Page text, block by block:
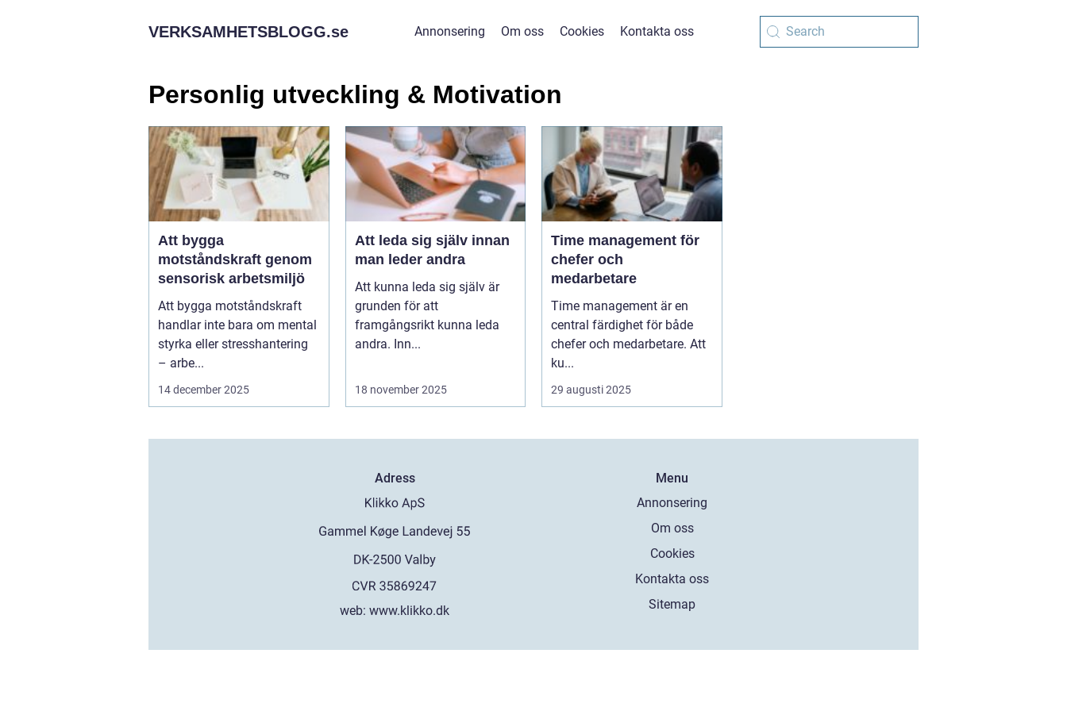
VERKSAMHETSBLOGG.se Annonsering Om oss Cookies Kontakta oss
Personlig utveckling & Motivation
Att bygga
motståndskraft genom
sensorisk arbetsmiljö
Att bygga motståndskraft
handlar inte bara om mental
styrka eller stresshantering
– arbe...
14 december 2025
Att leda sig själv innan
man leder andra
Att kunna leda sig själv är
grunden för att
framgångsrikt kunna leda
andra. Inn...
18 november 2025
Time management för
chefer och
medarbetare
Time management är en
central färdighet för både
chefer och medarbetare. Att
ku...
29 augusti 2025
Adress
web:www.klikko.dk
Menu
Annonsering
Om oss
Cookies
Kontakta oss
Sitemap